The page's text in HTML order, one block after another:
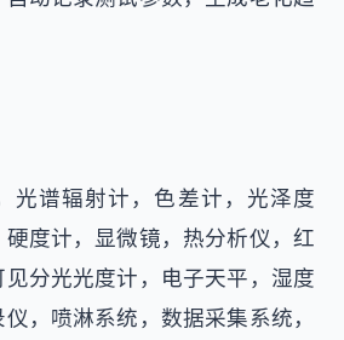
光谱辐射计，色差计，光泽度
度计，显微镜，热分析仪，红
分光光度计，电子天平，湿度
，喷淋系统，数据采集系统，